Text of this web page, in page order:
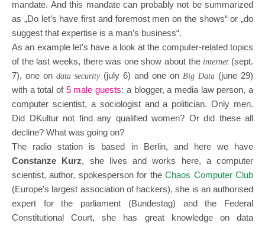
mandate. And this mandate can probably not be summarized
as „Do let’s have first and foremost men on the shows“ or „do
suggest that expertise is a man’s business“.
As an example let’s have a look at the computer-related topics
of the last weeks, there was one show about the internet (sept.
7), one on data security(july 6) and one on Big Data (june 29)
with a total of 5 male guests: a blogger, a media law person, a
computer scientist, a sociologist and a politician. Only men.
Did DKultur not find any qualified women? Or did these all
decline? What was going on?
The radio station is based in Berlin, and here we have
Constanze Kurz, she lives and works here, a computer
scientist, author, spokesperson for the Chaos Computer Club
(Europe’s largest association of hackers), she is an authorised
expert for the parliament (Bundestag) and the Federal
Constitutional Court, she has great knowledge on data